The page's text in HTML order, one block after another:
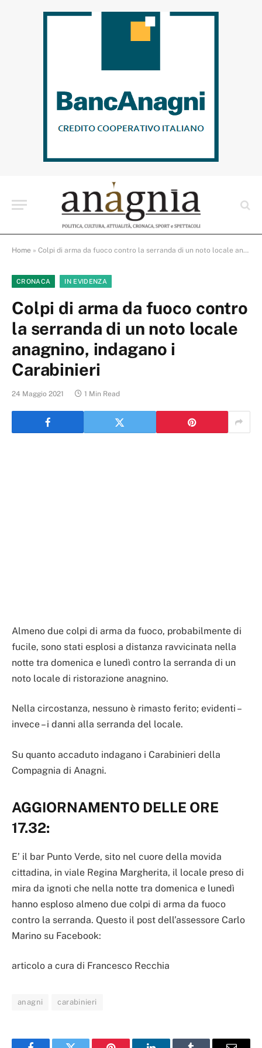
Home » Colpi di arma da fuoco contro la serranda di un noto locale anagnino, indagano i Carabinieri
CRONACA IN EVIDENZA
Colpi di arma da fuoco contro
la serranda di un noto locale
anagnino, indagano i
Carabinieri
24 Maggio 2021 1 Min Read
Almeno due colpi di arma da fuoco, probabilmente di
fucile, sono stati esplosi a distanza ravvicinata nella
notte tra domenica e lunedì contro la serranda di un
noto locale di ristorazione anagnino.
Nella circostanza, nessuno è rimasto ferito; evidenti –
invece – i danni alla serranda del locale.
Su quanto accaduto indagano i Carabinieri della
Compagnia di Anagni.
AGGIORNAMENTO DELLE ORE
17.32:
E’ il bar Punto Verde, sito nel cuore della movida
cittadina, in viale Regina Margherita, il locale preso di
mira da ignoti che nella notte tra domenica e lunedì
hanno esploso almeno due colpi di arma da fuoco
contro la serranda. Questo il post dell’assessore Carlo
Marino su Facebook:
articolo a cura di Francesco Recchia
anagni carabinieri